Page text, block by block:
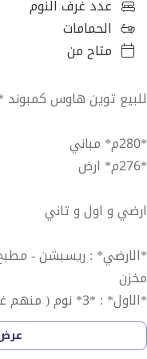
عدد غرف النوم
الحمامات
متاح من
للبيع توين هاوس
*280م* مباني
*276م* ارض
ارضي و اول و تاني
*الارضي* : ريسبشن -
مخزن
*الاول* : *3* نوم ( منهم غرفة ماستر بحمام ) - حمام غرف
*الروف* : دور مقفول